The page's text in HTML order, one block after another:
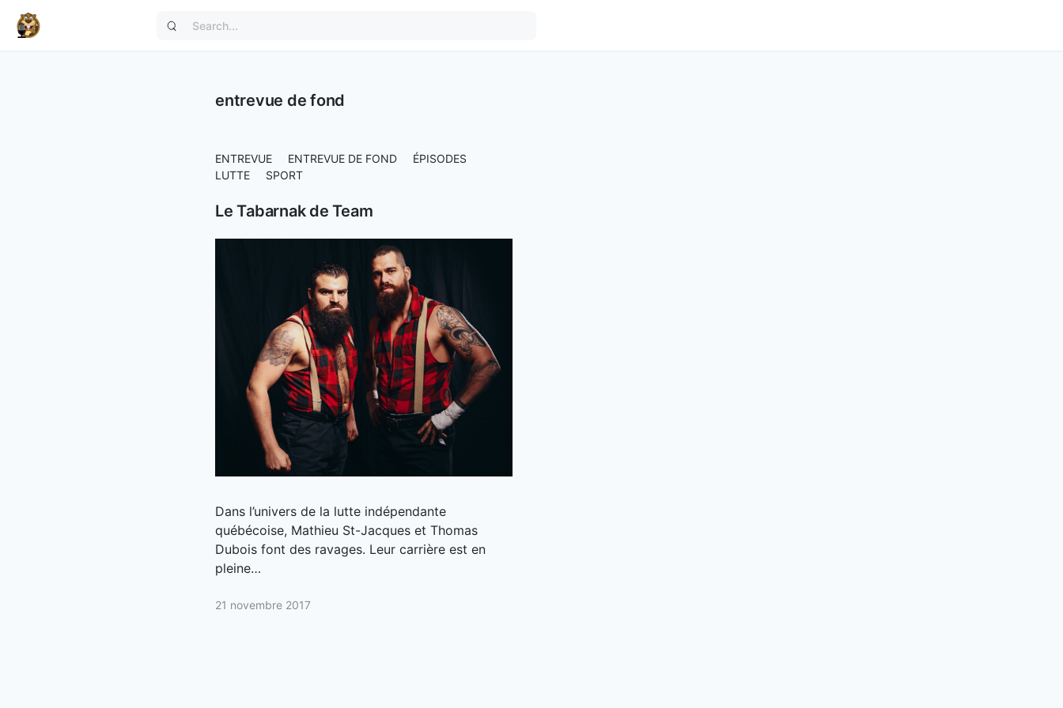
entrevue de fond
ENTREVUE ENTREVUE DE FOND
ÉPISODES
LUTTE
SPORT
Le Tabarnak de Team
Dans l’univers de la lutte indépendante
québécoise, Mathieu St-Jacques et Thomas
Dubois font des ravages. Leur carrière est en
pleine…
21 novembre 2017